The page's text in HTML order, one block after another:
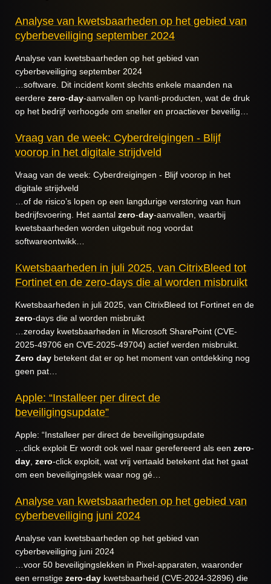
Analyse van kwetsbaarheden op het gebied van
cyberbeveiliging september 2024
Analyse van kwetsbaarheden op het gebied van
cyberbeveiliging september 2024
…software. Dit incident komt slechts enkele maanden na
eerdere zero-day-aanvallen op Ivanti-producten, wat de druk
op het bedrijf verhoogde om sneller en proactiever beveilig…
Vraag van de week: Cyberdreigingen - Blijf
voorop in het digitale strijdveld
Vraag van de week: Cyberdreigingen - Blijf voorop in het
digitale strijdveld
…of de risico’s lopen op een langdurige verstoring van hun
bedrijfsvoering. Het aantal zero-day-aanvallen, waarbij
kwetsbaarheden worden uitgebuit nog voordat
softwareontwikk…
Kwetsbaarheden in juli 2025, van CitrixBleed tot
Fortinet en de zero-days die al worden misbruikt
Kwetsbaarheden in juli 2025, van CitrixBleed tot Fortinet en de
zero-days die al worden misbruikt
…zeroday kwetsbaarheden in Microsoft SharePoint (CVE-
2025-49706 en CVE-2025-49704) actief werden misbruikt.
Zero day betekent dat er op het moment van ontdekking nog
geen pat…
Apple: “Installeer per direct de
beveiligingsupdate”
Apple: “Installeer per direct de beveiligingsupdate
…click exploit Er wordt ook wel naar gerefereerd als een zero-
day zero-click exploit, wat vrij vertaald betekent dat het gaat
om een beveiligingslek waar nog gé…
Analyse van kwetsbaarheden op het gebied van
cyberbeveiliging juni 2024
Analyse van kwetsbaarheden op het gebied van
cyberbeveiliging juni 2024
…voor 50 beveiligingslekken in Pixel-apparaten, waaronder
een ernstige zero-day kwetsbaarheid (CVE-2024-32896) die